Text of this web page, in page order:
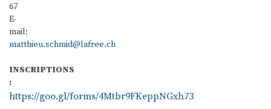
67
E-
mail:
matthieu.schmid@lafree.ch
INSCRIPTIONS
:
https://goo.gl/forms/4Mtbr9FKeppNGxh73